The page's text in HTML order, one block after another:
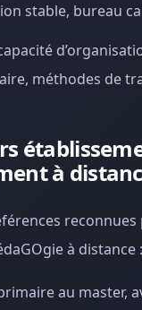
stable, bureau
méthodes de
à
reconnues
à distance :
au master,